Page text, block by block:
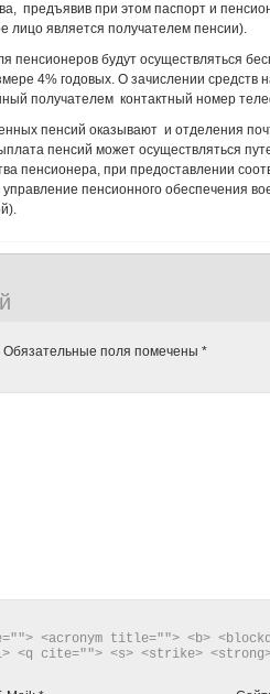
предъявив при этом паспорт и
лицо является получателем пенсии).
будут осуществляться
4% годовых. О зачислении средств
получателем контактный номер
пенсий оказывают и отделения
пенсий может осуществляться
пенсионера, при предоставлении
пенсионного обеспечения
Обязательные поля помечены *
<acronym title=""> <b>
<q cite=""> <s> <strike>